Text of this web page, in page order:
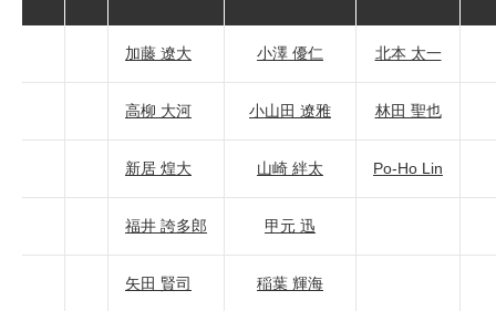
加藤 遼大 小澤 優仁 北本 太一
高柳 大河 小山田 遼雅 林田 聖也
新居 煌大 山崎 絆太 Po-Ho Lin
福井 誇多郎 甲元 迅
矢田 賢司 稲葉 輝海